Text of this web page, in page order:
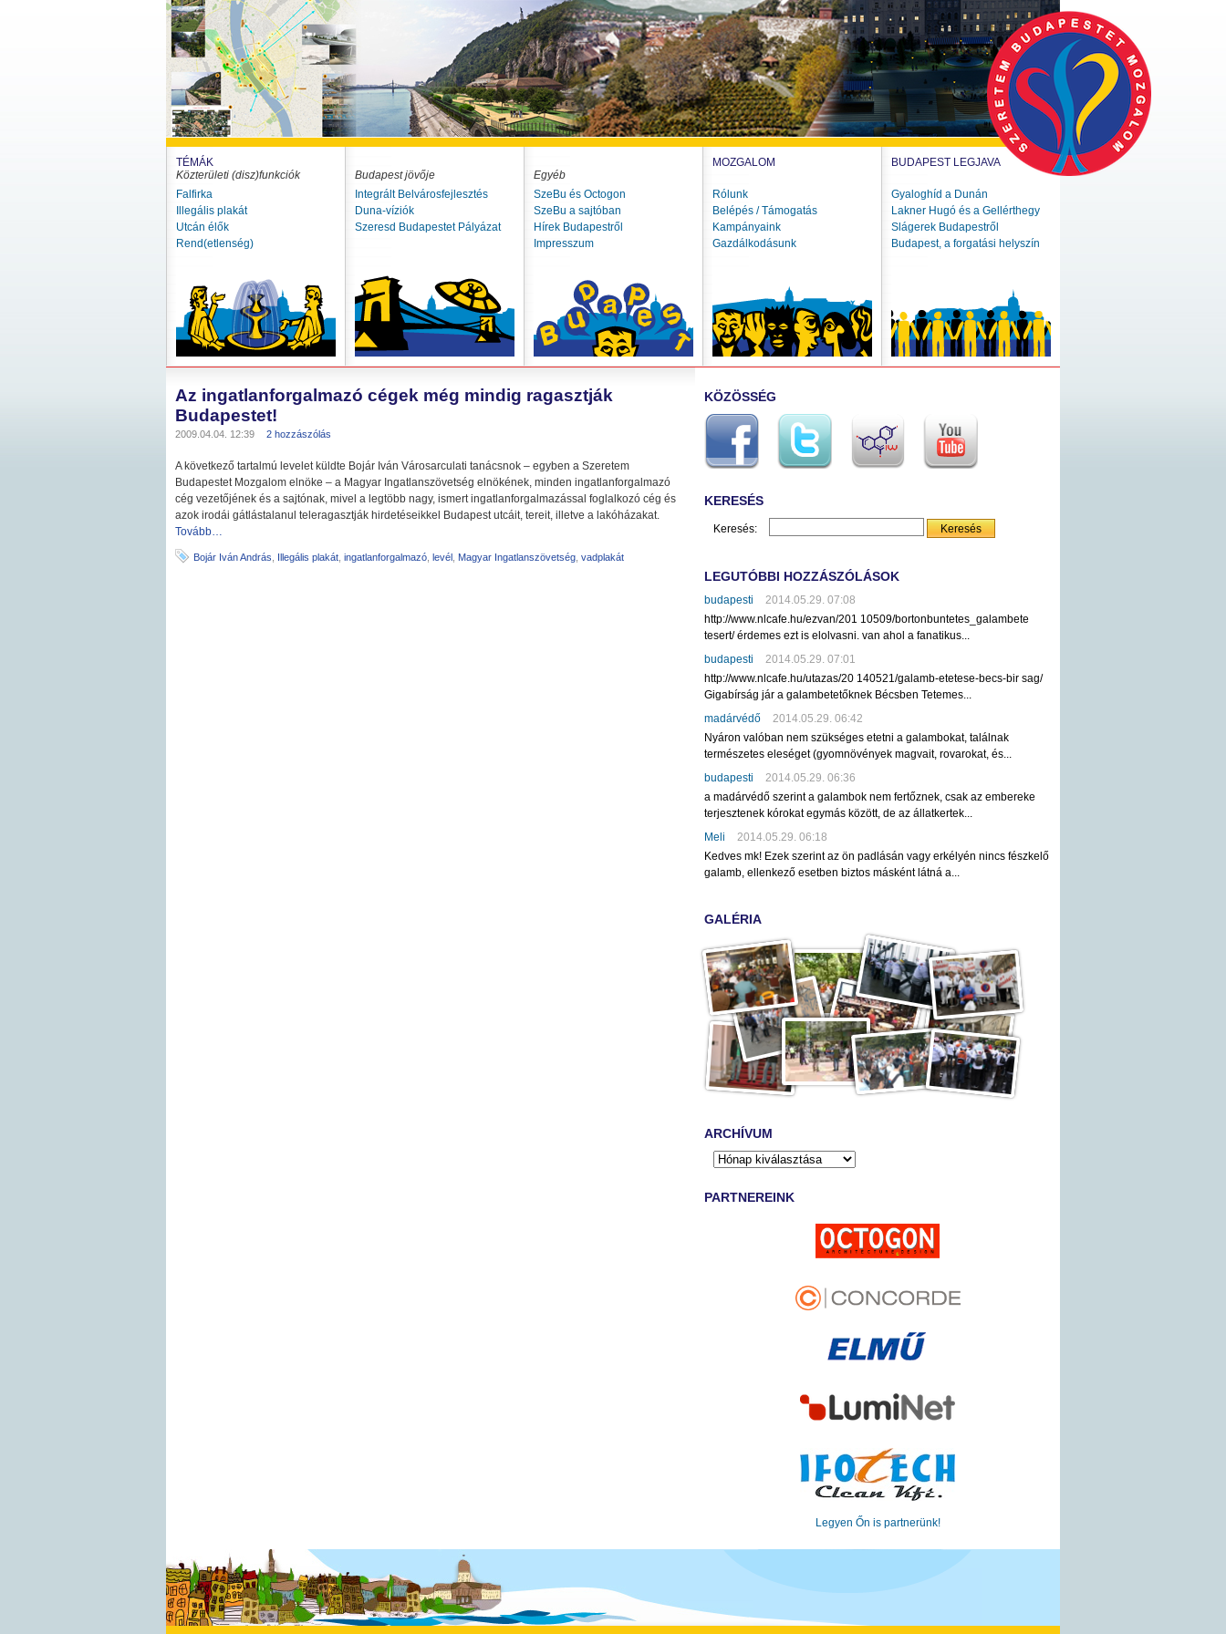
TÉMÁK
Közterületi (disz)funkciók
Falfirka
Illegális plakát
Utcán élők
Rend(etlenség)
Budapest jövője
Integrált Belvárosfejlesztés
Duna-víziók
Szeresd Budapestet Pályázat
Egyéb
SzeBu és Octogon
SzeBu a sajtóban
Hírek Budapestről
Impresszum
MOZGALOM
Rólunk
Belépés / Támogatás
Kampányaink
Gazdálkodásunk
BUDAPEST LEGJAVA
Gyaloghíd a Dunán
Lakner Hugó és a Gellérthegy
Slágerek Budapestről
Budapest, a forgatási helyszín
Az ingatlanforgalmazó cégek még mindig ragasztják
Budapestet!
2009.04.04. 12:39 2 hozzászólás
A következő tartalmú levelet küldte Bojár Iván Városarculati tanácsnok – egyben a Szeretem
Budapestet Mozgalom elnöke – a Magyar Ingatlanszövetség elnökének, minden ingatlanforgalmazó
cég vezetőjének és a sajtónak, mivel a legtöbb nagy, ismert ingatlanforgalmazással foglalkozó cég és
azok irodái gátlástalanul teleragasztják hirdetéseikkel Budapest utcáit, tereit, illetve a lakóházakat.
Tovább…
Bojár Iván András Illegális plakát ingatlanforgalmazó levél Magyar Ingatlanszövetség vadplakát
KÖZÖSSÉG
KERESÉS
Keresés:
LEGUTÓBBI HOZZÁSZÓLÁSOK
budapesti
2014.05.29. 07:08
http://www.nlcafe.hu/ezvan/201 10509/bortonbuntetes_galambete
tesert/ érdemes ezt is elolvasni. van ahol a fanatikus...
budapesti
2014.05.29. 07:01
http://www.nlcafe.hu/utazas/20 140521/galamb-etetese-becs-bir sag/
Gigabírság jár a galambetetőknek Bécsben Tetemes...
madárvédő
2014.05.29. 06:42
Nyáron valóban nem szükséges etetni a galambokat, találnak
természetes eleséget (gyomnövények magvait, rovarokat, és...
budapesti
2014.05.29. 06:36
a madárvédő szerint a galambok nem fertőznek, csak az embereke
terjesztenek kórokat egymás között, de az állatkertek...
Meli
2014.05.29. 06:18
Kedves mk! Ezek szerint az ön padlásán vagy erkélyén nincs fészkelő
galamb, ellenkező esetben biztos másként látná a...
GALÉRIA
ARCHÍVUM
PARTNEREINK
Legyen Őn is partnerünk!